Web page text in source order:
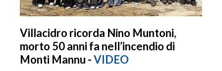
Villacidro ricorda Nino Muntoni,
morto 50 anni fa nell’incendio di
Monti Mannu -VIDEO